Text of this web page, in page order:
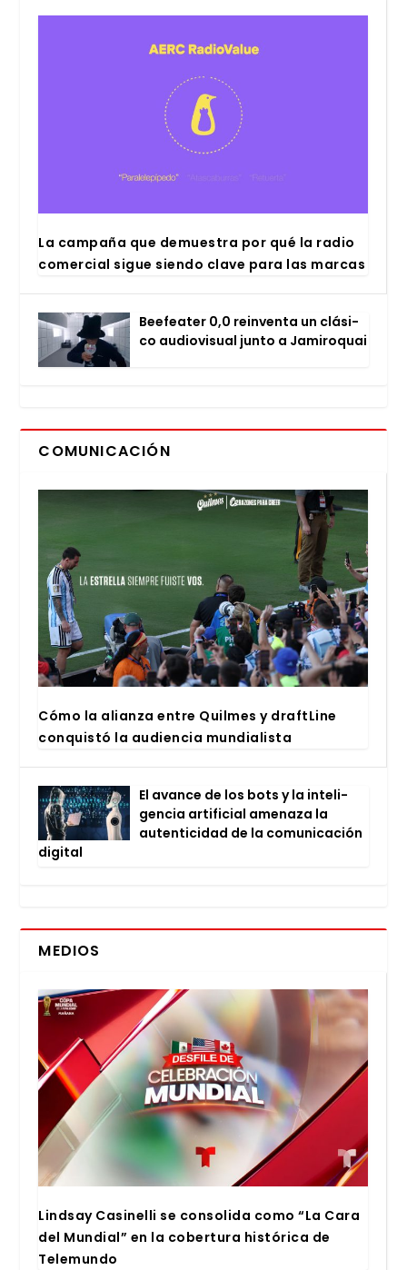
La cam­pa­ña que demues­tra por qué la radio
comer­cial sigue sien­do cla­ve para las mar­cas
Bee­fea­ter 0,0 rein­ven­ta un clá­si­
co audio­vi­sual jun­to a Jami­ro­quai
COMUNICACIÓN
Cómo la alian­za entre Quil­mes y draftLi­ne
con­quis­tó la audien­cia mun­dia­lis­ta
El avan­ce de los bots y la inte­li­
gen­cia arti­fi­cial ame­na­za la
auten­ti­ci­dad de la comu­ni­ca­ción
digi­tal
MEDIOS
Lind­say Casi­ne­lli se con­so­li­da como “La Cara
del Mun­dial” en la cober­tu­ra his­tó­ri­ca de
Tele­mun­do